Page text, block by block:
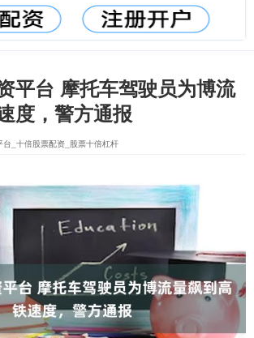
平台 摩托车驾驶员为博流
度，警方通报
_十倍股票配资_股票十倍杠杆